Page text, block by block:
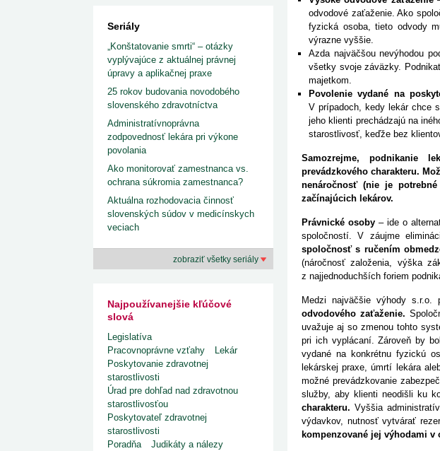
odvodové zaťaženie. Ako
fyzická osoba, tieto odvody
výrazne vyššie.
Azda najväčšou nevýhodou
všetky svoje záväzky.
majetkom.
Povolenie vydané na
V prípadoch, kedy lekár chce
jeho klienti prechádzajú na
starostlivosť, keďže bez
Samozrejme, podnikanie
prevádzkového charakteru.
nenáročnosť (nie je
začínajúcich lekárov.
Právnické osoby – ide o
spoločností. V záujme
spoločnosť s ručením
(náročnosť založenia, výška
z najjednoduchších foriem
Medzi najväčšie výhody s.r.o.
odvodového zaťaženie.
uvažuje aj so zmenou tohto
pri ich vyplácaní. Zároveň by
vydané na konkrétnu fyzickú
lekárskej praxe, úmrtí lekára
možné prevádzkovanie
služby, aby klienti neodišli ku
charakteru. Vyššia
výdavkov, nutnosť vytvárať
kompenzované jej výhodami
Seriály
„Konštatovanie smrti“ – otázky
vyplývajúce z aktuálnej právnej
úpravy a aplikačnej praxe
25 rokov budovania novodobého
slovenského zdravotníctva
Administratívnoprávna
zodpovednosť lekára pri výkone
povolania
Ako monitorovať zamestnanca vs.
ochrana súkromia zamestnanca?
Aktuálna rozhodovacia činnosť
slovenských súdov v medicínskych
veciach
zobraziť všetky seriály
Najpoužívanejšie kľúčové
slová
Legislatíva
Pracovnoprávne vzťahy
Lekár
Poskytovanie zdravotnej
starostlivosti
Úrad pre dohľad nad zdravotnou
starostlivosťou
Poskytovateľ zdravotnej
starostlivosti
Poradňa
Judikáty a nálezy